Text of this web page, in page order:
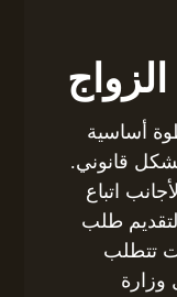
أساسية
قانوني.
اتباع
طلب
تتطلب
وزارة